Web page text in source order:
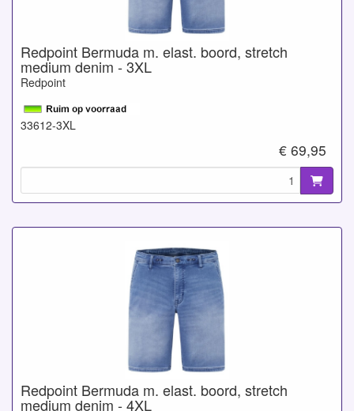
Redpoint Bermuda m. elast. boord, stretch
medium denim - 3XL
Redpoint
33612-3XL
€ 69,95
Redpoint Bermuda m. elast. boord, stretch
medium denim - 4XL